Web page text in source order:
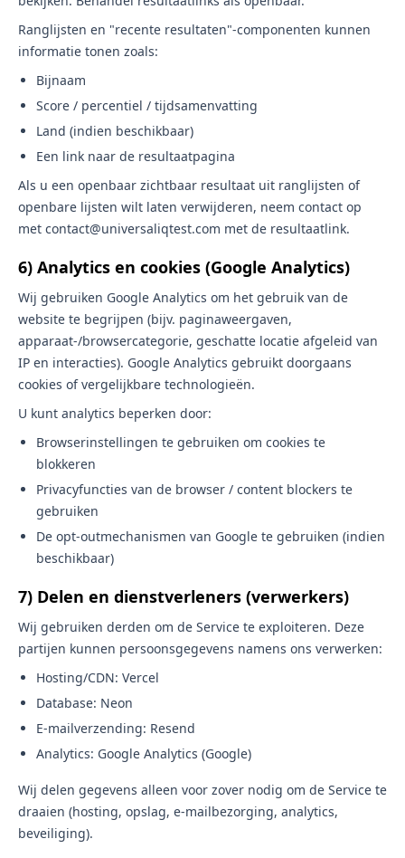
Ranglijsten en "recente resultaten"-componenten kunnen
informatie tonen zoals:
Bijnaam
Score / percentiel / tijdsamenvatting
Land (indien beschikbaar)
Een link naar de resultaatpagina
Als u een openbaar zichtbaar resultaat uit ranglijsten of
openbare lijsten wilt laten verwijderen, neem contact op
met contact@universaliqtest.com met de resultaatlink.
6) Analytics en cookies (Google Analytics)
Wij gebruiken Google Analytics om het gebruik van de
website te begrijpen (bijv. paginaweergaven,
apparaat-/browsercategorie, geschatte locatie afgeleid van
IP en interacties). Google Analytics gebruikt doorgaans
cookies of vergelijkbare technologieën.
U kunt analytics beperken door:
Browserinstellingen te gebruiken om cookies te
blokkeren
Privacyfuncties van de browser / content blockers te
gebruiken
De opt-outmechanismen van Google te gebruiken (indien
beschikbaar)
7) Delen en dienstverleners (verwerkers)
Wij gebruiken derden om de Service te exploiteren. Deze
partijen kunnen persoonsgegevens namens ons verwerken:
Hosting/CDN: Vercel
Database: Neon
E-mailverzending: Resend
Analytics: Google Analytics (Google)
Wij delen gegevens alleen voor zover nodig om de Service te
draaien (hosting, opslag, e-mailbezorging, analytics,
beveiliging).